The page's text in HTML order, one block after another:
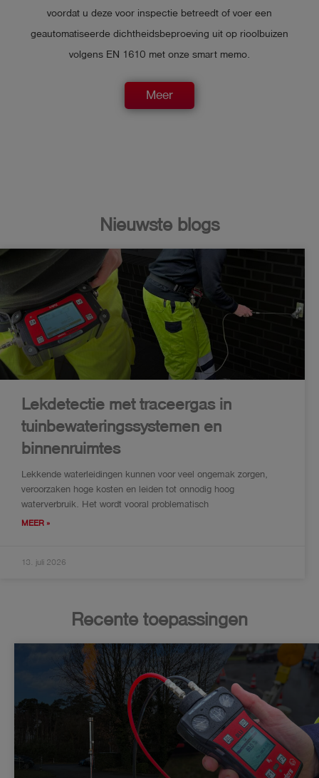
voordat u deze voor inspectie betreedt of voer een
geautomatiseerde dichtheidsbeproeving uit op rioolbuizen
volgens EN 1610 met onze smart memo.
Meer
Nieuwste blogs
Lekdetectie met traceergas in
tuinbewateringssystemen en
binnenruimtes
Lekkende waterleidingen kunnen voor veel ongemak zorgen,
veroorzaken hoge kosten en leiden tot onnodig hoog
waterverbruik. Het wordt vooral problematisch
MEER »
13. juli 2026
Recente toepassingen